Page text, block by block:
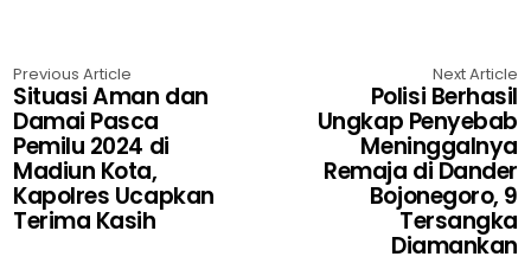
Previous Article
Situasi Aman dan
Damai Pasca
Pemilu 2024 di
Madiun Kota,
Kapolres Ucapkan
Terima Kasih
Next Article
Polisi Berhasil
Ungkap Penyebab
Meninggalnya
Remaja di Dander
Bojonegoro, 9
Tersangka
Diamankan